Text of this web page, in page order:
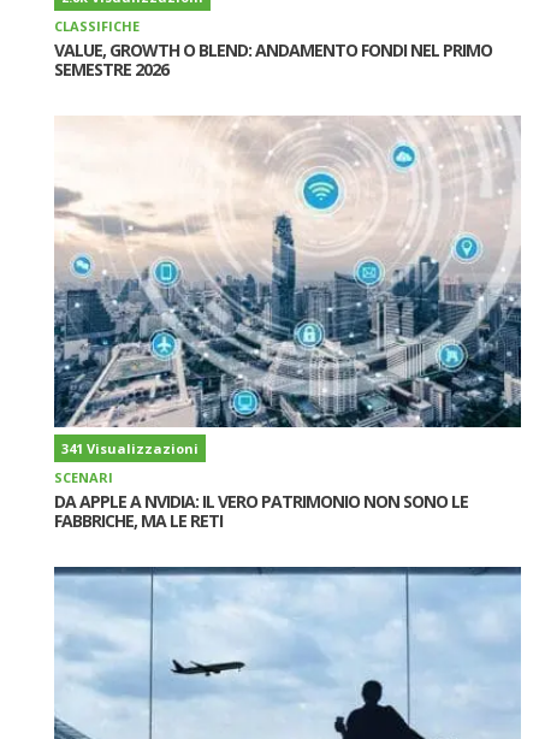
CLASSIFICHE
VALUE, GROWTH O BLEND: ANDAMENTO FONDI NEL PRIMO
SEMESTRE 2026
341 Visualizzazioni
SCENARI
DA APPLE A NVIDIA: IL VERO PATRIMONIO NON SONO LE
FABBRICHE, MA LE RETI